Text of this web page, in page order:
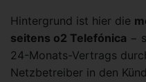
Hintergrund ist hier die
seitens o2 Telefónica −
24-Monats-Vertrags
Netzbetreiber in den